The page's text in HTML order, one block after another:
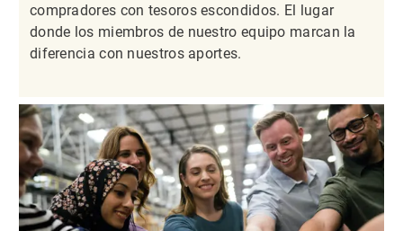
compradores con tesoros escondidos. El lugar
donde los miembros de nuestro equipo marcan la
diferencia con nuestros aportes.